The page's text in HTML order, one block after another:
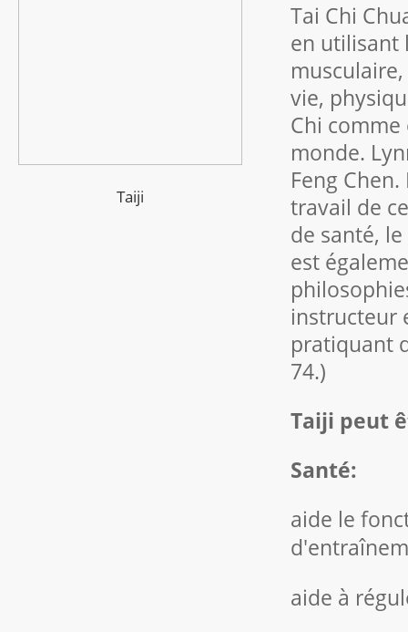
Taiji
Tai Chi
en utilisant
vie,
Chi
monde.
Feng
travail de
de santé,
est
instructeur
pratiquant
74.)
Taiji peut
Santé:
aide le
aide à